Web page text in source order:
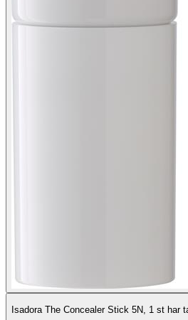
Isadora The Concealer Stick 5N, 1 st har